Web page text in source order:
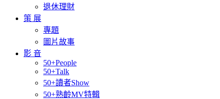
退休理財
策 展
專題
圖片故事
影 音
50+People
50+Talk
50+讀者Show
50+熟齡MV特輯